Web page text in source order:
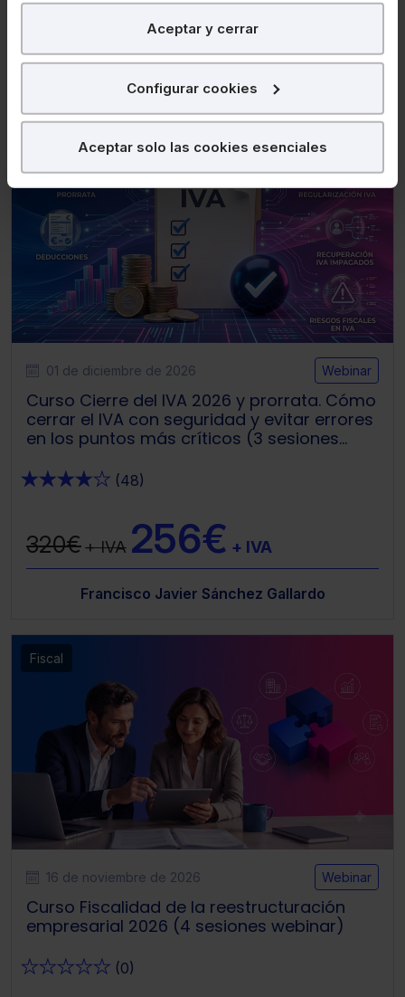
En Lefebvre utilizamos las cookies confines
para tratar demejorar tu experiencia
nuestra página web. También con fines publicitarios,
¿Qué puedes hacer?
Puedesaceptarlas cookies para que tu
experiencia en la web sea óptima
Puedes
aceptar solo las esenciales
para
denegar todas las cookies excepto aquellas
imprescindibles.
También puedes
configurar
las cookies y
seleccionar solo aquellas que quieras permitir en tu
navegador. Si no seleccionas ninguna utilizaremos las
que sean indispensables para la navegación.
Saber más acerca de las cookies
Aceptar y cerrar
Configurar cookies
Aceptar solo las cookies esenciales
256€+ IVA
Marceliano Hernández del Canto
01 de diciembre de 2026 Webinar
Curso Cierre del IVA 2026 y prorrata. Cómo
cerrar el IVA con seguridad y evitar errores
en los puntos más críticos (3 sesiones
★★★★★ (48)
320€+ IVA 256€ + IVA
Francisco Javier Sánchez Gallardo
Fiscal
16 de noviembre de 2026 Webinar
Curso Fiscalidad de la reestructuración
empresarial 2026 (4 sesiones webinar)
★★★★★ (0)